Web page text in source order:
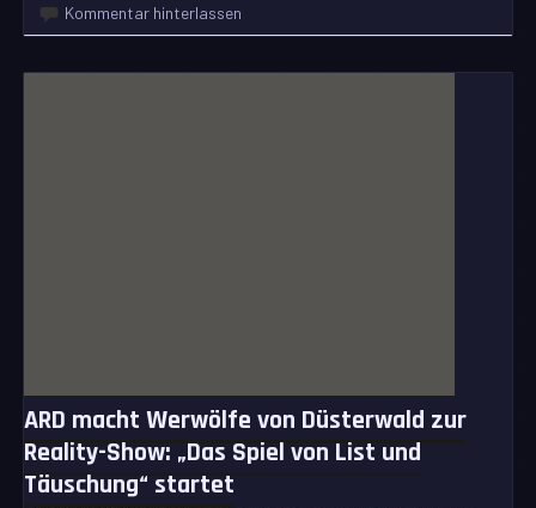
Kommentar hinterlassen
ARD macht Werwölfe von Düsterwald zur
Reality-Show: „Das Spiel von List und
Täuschung“ startet